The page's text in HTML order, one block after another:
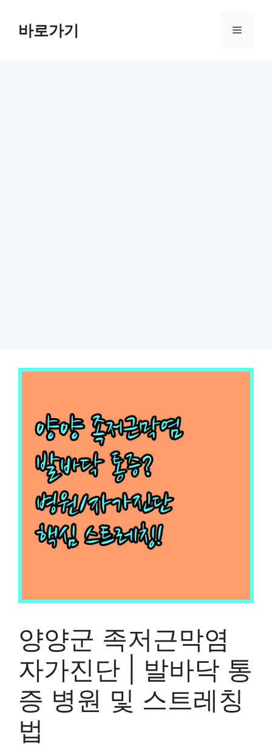
바로가기 메
양양군 족저근막염
자가진단 | 발바닥 통
증 병원 및 스트레칭
법